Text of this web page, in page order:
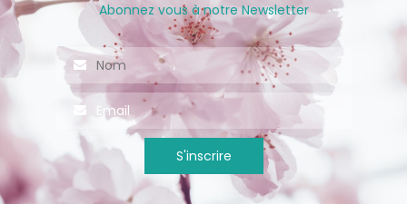
Abonnez vous à notre Newsletter